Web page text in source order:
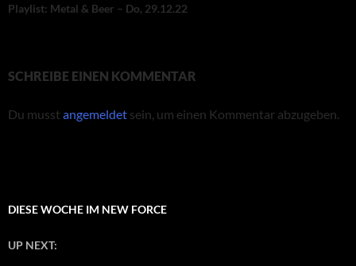
Playlist: Metal & Beer – Do, 29.12.22
SCHREIBE EINEN KOMMENTAR
Du musst angemeldet sein, um einen Kommentar abzugeben.
DIESE WOCHE IM NEW FORCE
UP NEXT: